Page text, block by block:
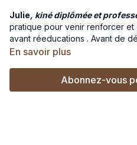
Julie, kiné diplômée et
pratique pour venir renforcer
avant réeducations . Avant de
recommande de regarder la
En savoir plus
Abonnez-vous